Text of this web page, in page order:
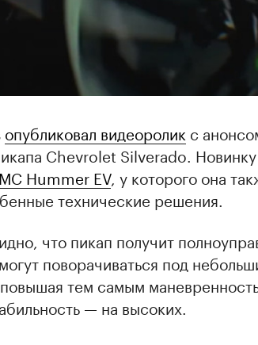
опубликовал видеоролик с
Chevrolet Silverado.
Hummer EV, у которого она
технические решения.
что пикап получит
поворачиваться под
тем самым
— на высоких.